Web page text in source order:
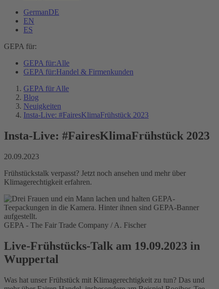
GermanDE
EN
ES
GEPA für:
GEPA für:Alle
GEPA für:Handel & Firmenkunden
GEPA für Alle
Blog
Neuigkeiten
Insta-Live: #FairesKlimaFrühstück 2023
Insta-Live: #FairesKlimaFrühstück 2023
20.09.2023
Frühstückstalk verpasst? Jetzt noch ansehen und mehr über
Klimagerechtigkeit erfahren.
GEPA - The Fair Trade Company / A. Fischer
Live-Frühstücks-Talk am 19.09.2023 in
Wuppertal
Was hat unser Frühstück mit Klimagerechtigkeit zu tun? Das und